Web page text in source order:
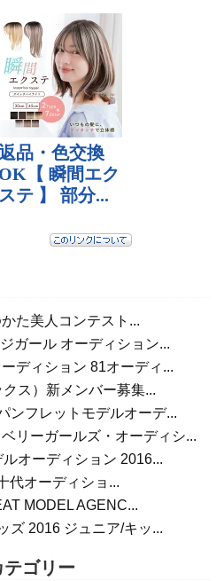
た美人コンテスト...
ガール オーディション...
ディション 81オーディ...
ス）新メンバー募集...
ンフレットモデルオーデ...
リーガールズ・オーディシ...
オーディション 2016...
代オーディショ...
MODEL AGENC...
ズ 2016 ジュニア/キッ...
ゴリー